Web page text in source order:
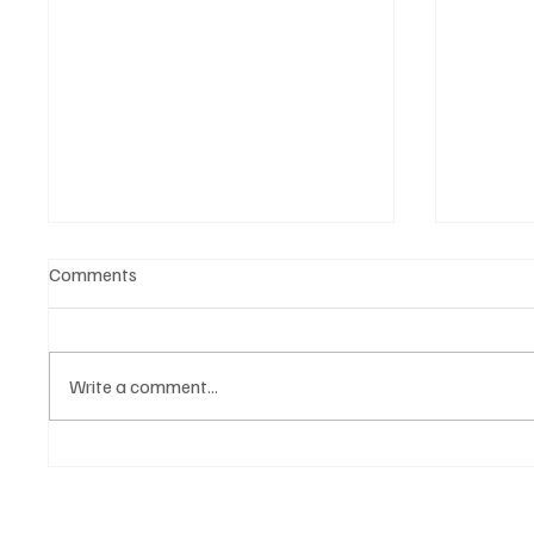
Comments
Write a comment...